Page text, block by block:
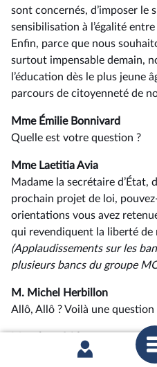
sont concernés, d’imposer le
sensibilisation à l’égalité
Enfin, parce que nous
surtout impensable demain,
l’éducation dès le plus jeune
parcours de citoyenneté de
Mme Émilie Bonnivard
Quelle est votre question ?
Mme Laetitia Avia
Madame la secrétaire d’État,
prochain projet de loi,
orientations vous avez
qui revendiquent la liberté de
(Applaudissements sur les
plusieurs bancs du groupe
M. Michel Herbillon
Allô, Allô ? Voilà une
Allons, mon cher collègue !